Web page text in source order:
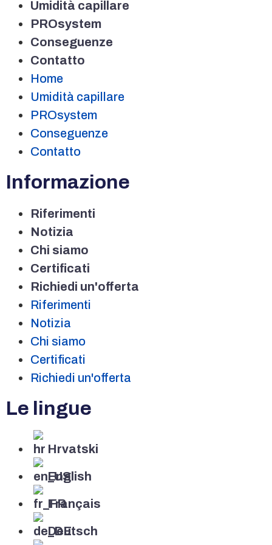
Umidità capillare
PROsystem
Conseguenze
Contatto
Home
Umidità capillare
PROsystem
Conseguenze
Contatto
Informazione
Riferimenti
Notizia
Chi siamo
Certificati
Richiedi un'offerta
Riferimenti
Notizia
Chi siamo
Certificati
Richiedi un'offerta
Le lingue
Hrvatski
English
Français
Deutsch